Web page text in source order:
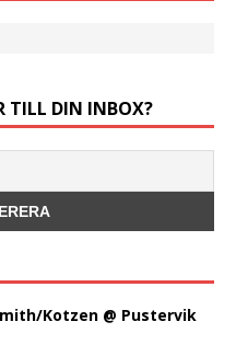
TILL DIN INBOX?
Kotzen @ Pustervik